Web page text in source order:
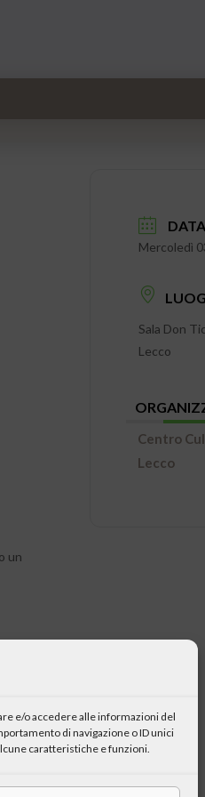
e/o accedere alle informazioni del
di navigazione o ID unici
caratteristiche e funzioni.
un
DATA
Mercoledì
Sala Don
Lecco
Centro
Lecco